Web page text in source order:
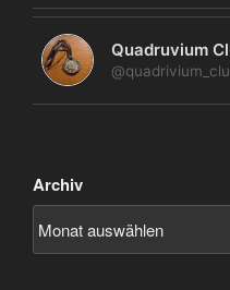
Quadruvium
Archiv